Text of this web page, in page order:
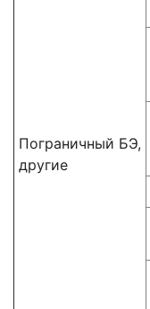
Пограничный БЭ,
другие